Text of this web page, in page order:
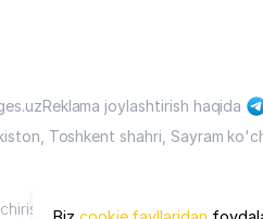
Reklama joylashtirish haqida
Toshkent shahri, Sayram
materiallari faqat sayt